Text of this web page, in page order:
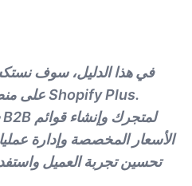
في هذا الدليل، سوف
الأسعار المخصصة وإدارة
تحسين تجربة العميل